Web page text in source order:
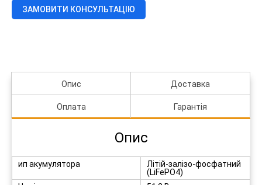
7.17kWh/
51.2V//
140Ah
ЗАМОВИТИ КОНСУЛЬТАЦІЮ
Опис Доставка
Оплата Гарантія
Опис
ип акумулятора
Літій-залізо-фосфатний
(LiFePO4)